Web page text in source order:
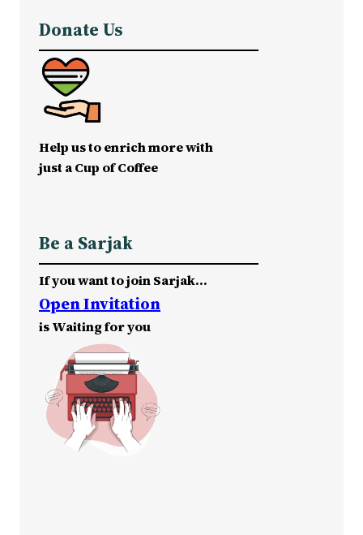
Donate Us
Help us to enrich more with
just a Cup of Coffee
Be a Sarjak
If you want to join Sarjak…
Open Invitation
is Waiting for you